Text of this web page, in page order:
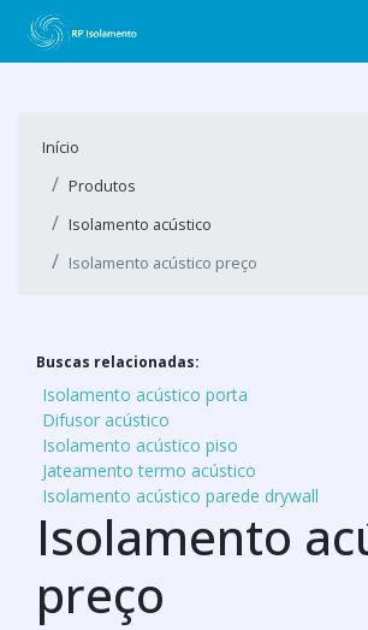
Início
Produtos
Isolamento acústico
Isolamento acústico preço
Buscas relacionadas:
Isolamento acústico porta
Difusor acústico
Isolamento acústico piso
Jateamento termo acústico
Isolamento acústico parede drywall
Isolamento
preço